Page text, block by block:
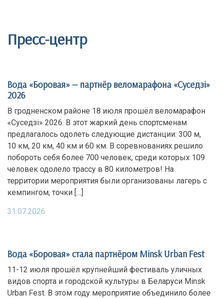
Пресс-центр
Вода «Боровая» — партнёр веломарафона «Суседзi»
2026
В гродненском районе 18 июля прошёл веломарафон
«Суседзi» 2026. В этот жаркий день спортсменам
предлагалось одолеть следующие дистанции: 300 м,
10 км, 20 км, 40 км и 60 км. В соревнованиях решило
побороть себя более 700 человек, среди которых 109
человек одолело трассу в 80 километров! На
территории мероприятия были организованы лагерь с
кемпингом, точки […]
31.07.2026
Вода «Боровая» стала партнёром Minsk Urban Fest
11-12 июля прошёл крупнейший фестиваль уличных
видов спорта и городской культуры в Беларуси Minsk
Urban Fest. В этом году мероприятие объединило более